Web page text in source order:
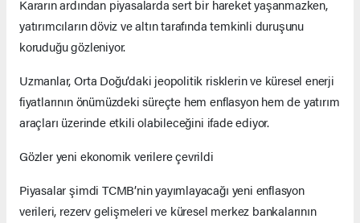
Kararın ardından piyasalarda sert bir hareket yaşanmazken,
yatırımcıların döviz ve altın tarafında temkinli duruşunu
koruduğu gözleniyor.
Uzmanlar, Orta Doğu’daki jeopolitik risklerin ve küresel enerji
fiyatlarının önümüzdeki süreçte hem enflasyon hem de yatırım
araçları üzerinde etkili olabileceğini ifade ediyor.
Gözler yeni ekonomik verilere çevrildi
Piyasalar şimdi TCMB’nin yayımlayacağı yeni enflasyon
verileri, rezerv gelişmeleri ve küresel merkez bankalarının